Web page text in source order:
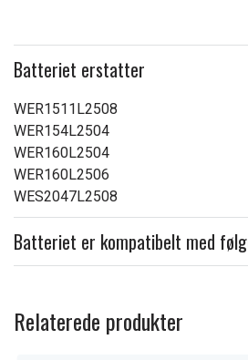
Kapacitet: 2000
Batteriet erstatter
WER1511L2508
WER154L2504
WER160L2504
WER160L2506
WES2047L2508
Batteriet er kompatibelt med
Relaterede produkter